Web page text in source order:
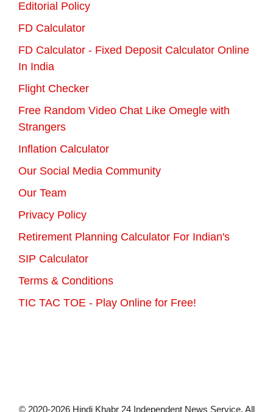
Editorial Policy
FD Calculator
FD Calculator - Fixed Deposit Calculator Online
In India
Flight Checker
Free Random Video Chat Like Omegle with
Strangers
Inflation Calculator
Our Social Media Community
Our Team
Privacy Policy
Retirement Planning Calculator For Indian's
SIP Calculator
Terms & Conditions
TIC TAC TOE - Play Online for Free!
© 2020-2026 Hindi Khabr 24 Independent News Service. All